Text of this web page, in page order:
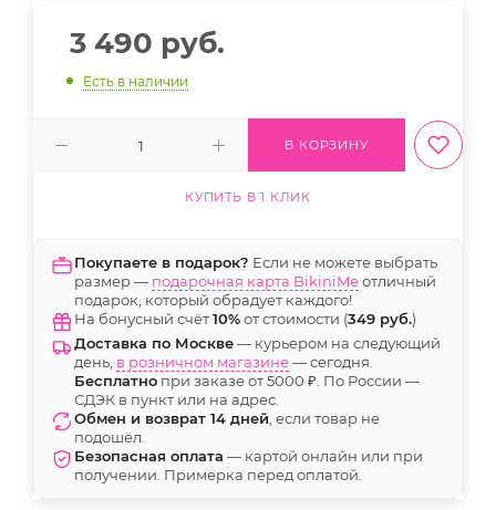
3 490 руб.
Есть в наличии
В КОРЗИНУ
КУПИТЬ В 1 КЛИК
Покупаете в подарок? Если не можете выбрать
размер — подарочная карта BikiniMeотличный
подарок, который обрадует каждого!
На бонусный счёт10%от стоимости (349 руб.)
Доставка по Москве— курьером на следующий
день, в розничном магазине— сегодня.
Бесплатно при заказе от 5000 ₽. По России —
СДЭК в пункт или на адрес.
Обмен и возврат 14 дней , если товар не
подошёл.
Безопасная оплата — картой онлайн или при
получении. Примерка перед оплатой.